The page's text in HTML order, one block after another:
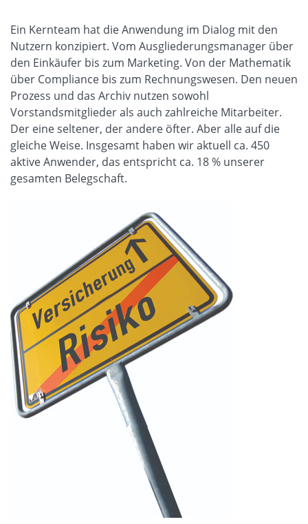
Ein Kernteam hat die Anwendung im Dialog mit den
Nutzern konzipiert. Vom Ausgliederungsmanager über
den Einkäufer bis zum Marketing. Von der Mathematik
über Compliance bis zum Rechnungswesen. Den neuen
Prozess und das Archiv nutzen sowohl
Vorstandsmitglieder als auch zahlreiche Mitarbeiter.
Der eine seltener, der andere öfter. Aber alle auf die
gleiche Weise. Insgesamt haben wir aktuell ca. 450
aktive Anwender, das entspricht ca. 18 % unserer
gesamten Belegschaft.